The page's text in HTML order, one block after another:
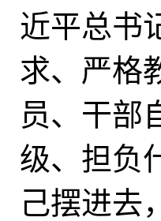
近平总书
求、严格
员、干部
级、担负
己摆进去